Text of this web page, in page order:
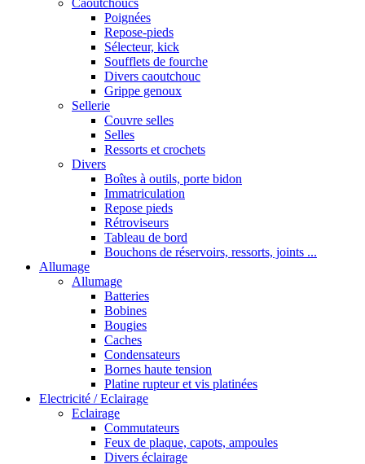
Caoutchoucs
Poignées
Repose-pieds
Sélecteur, kick
Soufflets de fourche
Divers caoutchouc
Grippe genoux
Sellerie
Couvre selles
Selles
Ressorts et crochets
Divers
Boîtes à outils, porte bidon
Immatriculation
Repose pieds
Rétroviseurs
Tableau de bord
Bouchons de réservoirs, ressorts, joints ...
Allumage
Allumage
Batteries
Bobines
Bougies
Caches
Condensateurs
Bornes haute tension
Platine rupteur et vis platinées
Electricité / Eclairage
Eclairage
Commutateurs
Feux de plaque, capots, ampoules
Divers éclairage